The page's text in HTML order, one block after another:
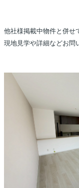
他社様掲載中物件と併せ
現地見学や詳細などお問